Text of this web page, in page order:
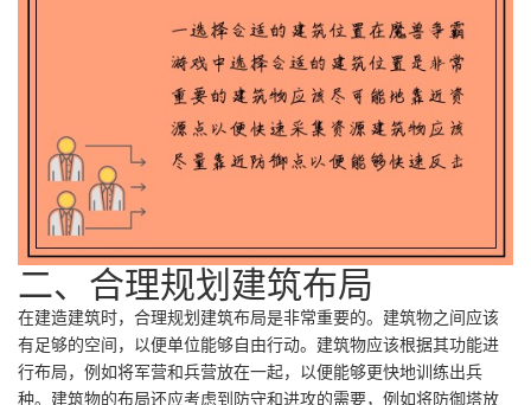
二、合理规划建筑布局
在建造建筑时，合理规划建筑布局是非常重要的。建筑物之间应该
有足够的空间，以便单位能够自由行动。建筑物应该根据其功能进
行布局，例如将军营和兵营放在一起，以便能够更快地训练出兵
种。建筑物的布局还应考虑到防守和进攻的需要，例如将防御塔放